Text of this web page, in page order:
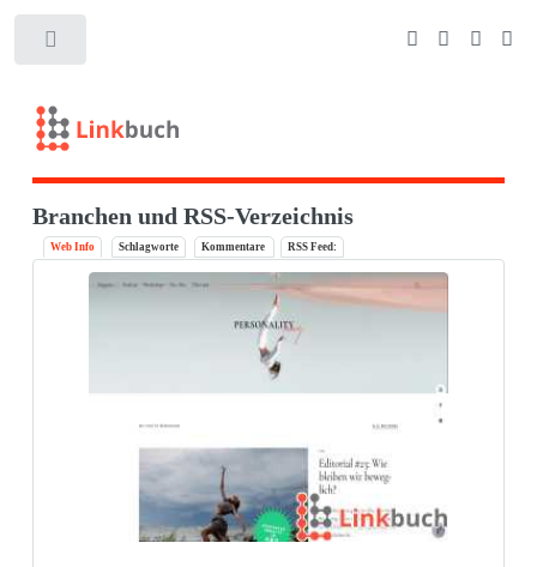
Branchen und RSS-Verzeichnis
Web Info Schlagworte Kommentare RSS Feed: